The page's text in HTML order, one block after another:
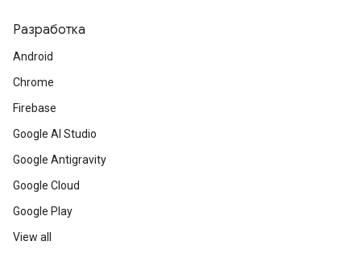
Разработка
Android
Chrome
Firebase
Google AI Studio
Google Antigravity
Google Cloud
Google Play
View all